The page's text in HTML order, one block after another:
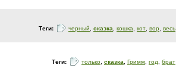
Теги: черный, сказка, кошка, кот, вор, весь
Теги: только, сказка, Гримм, год, брат